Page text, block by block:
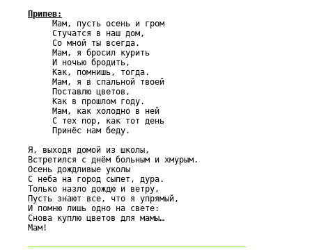
Припев:
Мам, пусть осень и гром
     Стучатся в наш дом,
     Со мной ты всегда.
     Мам, я бросил курить
     И ночью бродить,
     Как, помнишь, тогда.
     Мам, я в спальной твоей
     Поставлю цветов,
     Как в прошлом году.
     Мам, как холодно в ней
     С тех пор, как тот день
     Принёс нам беду.
Я, выходя домой из школы,
Встретился с днём больным и хмурым.
Осень дождливые уколы
С неба на город сыпет, дура.
Только назло дождю и ветру,
Пусть знают все, что я упрямый,
И помню лишь одно на свете:
Снова куплю цветов для мамы…